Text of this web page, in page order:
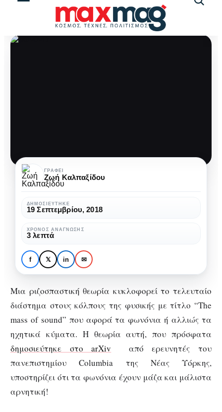
ΕΠΙΣΤΉΜΗ
Η μάζα του ήχου ή
αλλιώς φωνόνια με
αρνητική μάζα
μάζα
του
ήχου
αλλιώς
φωνόνια
με
μάζα
ΓΡΆΦΕΙ
Ζωή Καλπαξίδου
ΔΗΜΟΣΙΕΎΤΗΚΕ
19 Σεπτεμβρίου, 2018
ΧΡΌΝΟΣ ΑΝΆΓΝΩΣΗΣ
3 λεπτά
f 𝕏 in ✉
Μια ριζοσπαστική θεωρία κυκλοφορεί το τελευταίο
διάστημα στους κόλπους της φυσικής με τίτλο “The
mass of sound” που αφορά τα φωνόνια ή αλλιώς τα
ηχητικά κύματα. Η θεωρία αυτή, που πρόσφατα
δημοσιεύτηκε στο arXiv από ερευνητές του
πανεπιστημίου Columbia της Νέας Υόρκης,
υποστηρίζει ότι τα φωνόνια έχουν μάζα και μάλιστα
αρνητική!